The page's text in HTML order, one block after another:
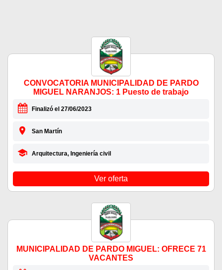
CONVOCATORIA MUNICIPALIDAD DE PARDO
MIGUEL NARANJOS: 1 Puesto de trabajo
Finalizó el 27/06/2023
San Martín
Arquitectura, Ingeniería civil
Ver oferta
MUNICIPALIDAD DE PARDO MIGUEL: OFRECE 71
VACANTES